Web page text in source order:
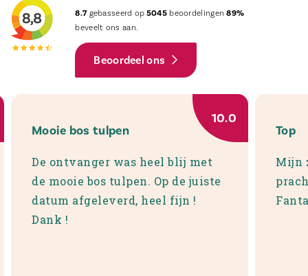
8.7 gebasseerd op 5045beoordelingen89%
beveelt ons aan.
Beoordeel ons
10.0
Mooie bos tulpen
De ontvanger was heel blij met
de mooie bos tulpen. Op de juiste
datum afgeleverd, heel fijn !
Dank !
Top
Mijn